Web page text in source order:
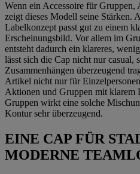
Wenn ein Accessoire für
zeigt dieses Modell seine Stärken.
Labelkonzept passt gut zu einem
Erscheinungsbild. Vor allem im
entsteht dadurch ein klareres,
lässt sich die Cap nicht nur casual,
Zusammenhängen überzeugend
Artikel nicht nur für
Aktionen und Gruppen mit klarem
Gruppen wirkt eine solche
Kontur sehr überzeugend.
EINE CAP FÜR
MODERNE